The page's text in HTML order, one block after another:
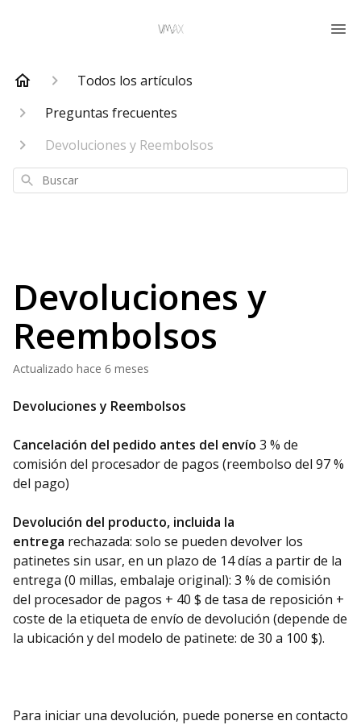
Todos los artículos
Preguntas frecuentes
Devoluciones y Reembolsos
Buscar
Devoluciones y
Reembolsos
Actualizado hace 6 meses
Devoluciones y Reembolsos
Cancelación del pedido antes del envío 3 % de
comisión del procesador de pagos (reembolso del 97 %
del pago)
Devolución del producto, incluida la
entrega rechazada: solo se pueden devolver los
patinetes sin usar, en un plazo de 14 días a partir de la
entrega (0 millas, embalaje original): 3 % de comisión
del procesador de pagos + 40 $ de tasa de reposición +
coste de la etiqueta de envío de devolución (depende de
la ubicación y del modelo de patinete: de 30 a 100 $).
Para iniciar una devolución, puede ponerse en contacto